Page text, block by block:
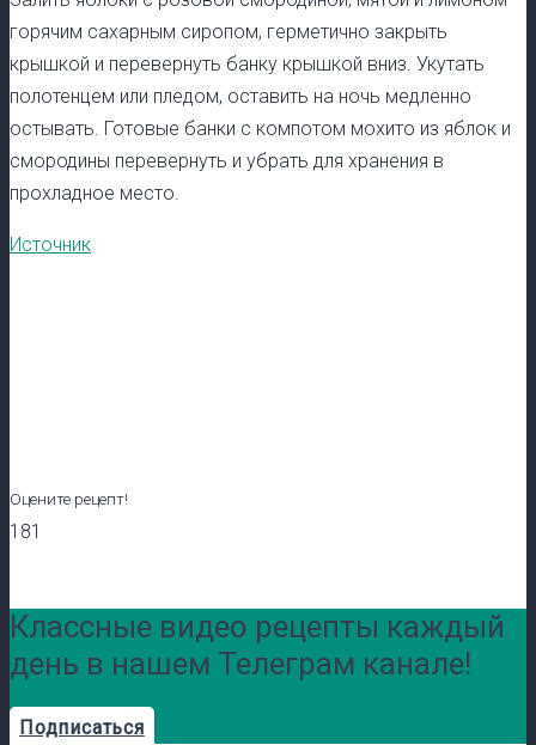
горячим сахарным сиропом, герметично закрыть
крышкой и перевернуть банку крышкой вниз. Укутать
полотенцем или пледом, оставить на ночь медленно
остывать. Готовые банки с компотом мохито из яблок и
смородины перевернуть и убрать для хранения в
прохладное место.
Источник
Оцените рецепт!
181
Классные видео рецепты каждый
день в нашем Телеграм канале!
Подписаться